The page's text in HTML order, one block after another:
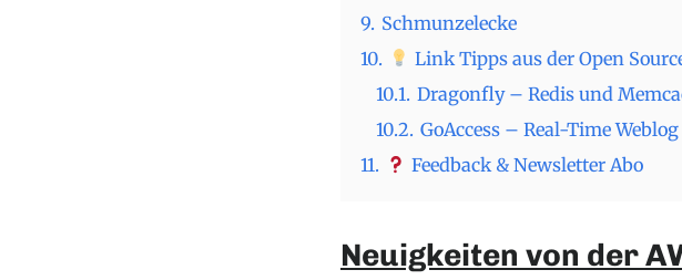
9. Schmunzelecke
10.
Link Tipps aus der Open
10.1. Dragonfly – Redis und
10.2. GoAccess – Real-Time
11.
Feedback & Newsletter Abo
Neuigkeiten von der